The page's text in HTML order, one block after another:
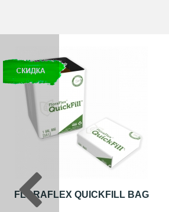
FLORAFLEX QUICKFILL BAG